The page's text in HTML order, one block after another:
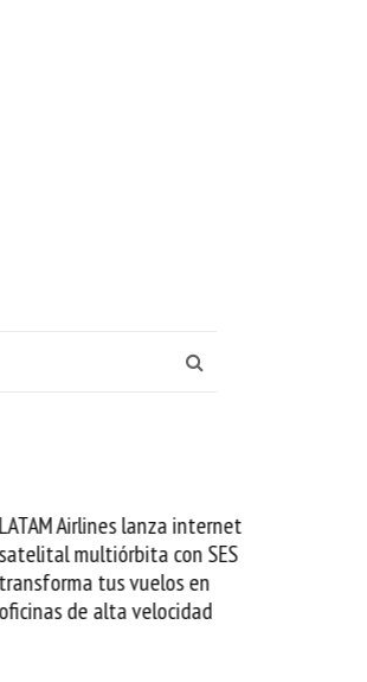
Samsung Galaxy Z Fold8 la
novedad plegable y un
formato fácil de enamorse